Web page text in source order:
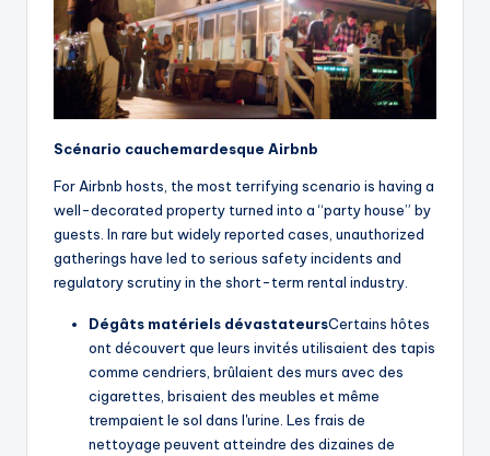
Scénario cauchemardesque Airbnb
For Airbnb hosts, the most terrifying scenario is having a
well-decorated property turned into a “party house” by
guests. In rare but widely reported cases, unauthorized
gatherings have led to serious safety incidents and
regulatory scrutiny in the short-term rental industry.
Dégâts matériels dévastateursCertains hôtes
ont découvert que leurs invités utilisaient des tapis
comme cendriers, brûlaient des murs avec des
cigarettes, brisaient des meubles et même
trempaient le sol dans l'urine. Les frais de
nettoyage peuvent atteindre des dizaines de